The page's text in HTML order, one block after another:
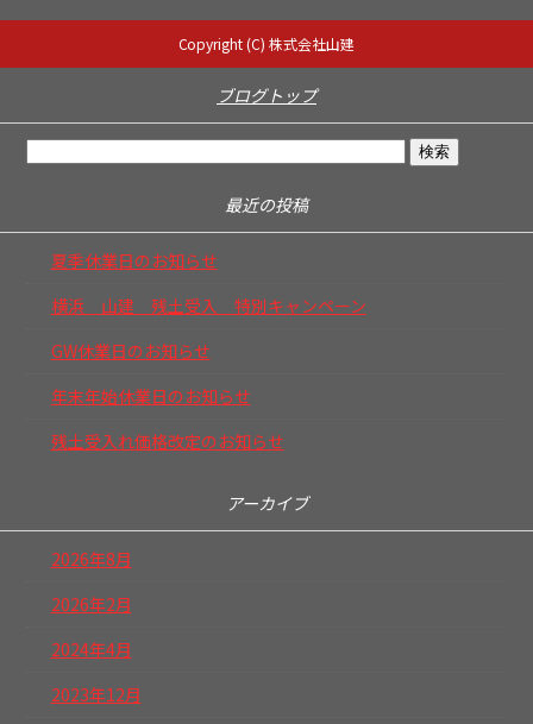
Copyright (C) 株式会社山建
ブログトップ
最近の投稿
夏季休業日のお知らせ
横浜 山建 残土受入 特別キャンペーン
GW休業日のお知らせ
年末年始休業日のお知らせ
残土受入れ価格改定のお知らせ
アーカイブ
2026年8月
2026年2月
2024年4月
2023年12月